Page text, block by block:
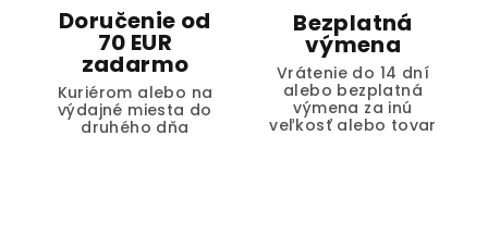
Doručenie od
70 EUR
zadarmo
Kuriérom alebo na
výdajné miesta do
druhého dňa
Bezplatná
výmena
Vrátenie do 14 dní
alebo bezplatná
výmena za inú
veľkosť alebo tovar